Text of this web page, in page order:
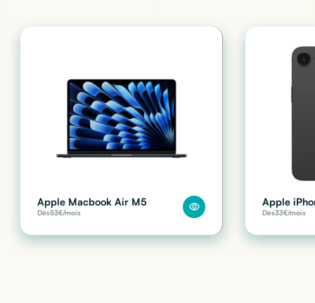
Apple Macbook Air M5
Dès53€/mois
Apple
Dès33€/mois